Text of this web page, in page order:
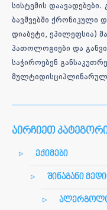
აირჩიეთ
ექიმები
შინაგანი
სისტემის
ბავშვებში ქრონიკული
დიაბეტი, ეპილეფსია)
პათოლოგიები და
საჭიროებენ
მულტიდისციპლინარულ